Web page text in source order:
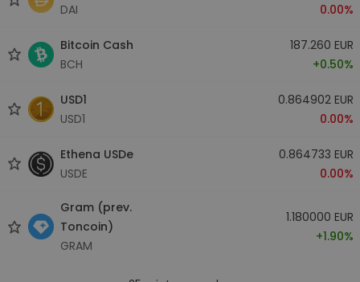
DAI
0.00%
Bitcoin Cash
BCH
187.260 EUR
+0.50%
USD1
USD1
0.864902 EUR
0.00%
Ethena USDe
USDE
0.864733 EUR
0.00%
Gram (prev.
Toncoin)
GRAM
1.180000 EUR
+1.90%